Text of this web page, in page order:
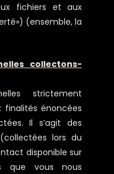
fichiers et aux
(ensemble, la
collectons-
strictement
finalités énoncées
Il s’agit des
lors du
disponible sur
que vous nous